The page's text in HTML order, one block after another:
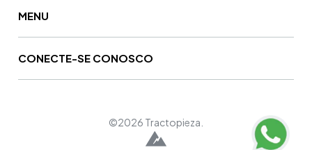
MENU
CONECTE-SE CONOSCO
©2026 Tractopieza.